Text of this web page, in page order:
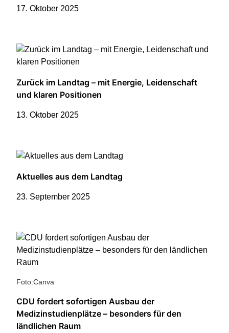
17. Oktober 2025
Zurück im Landtag – mit Energie, Leidenschaft
und klaren Positionen
13. Oktober 2025
Aktuelles aus dem Landtag
23. September 2025
Foto:Canva
CDU fordert sofortigen Ausbau der
Medizinstudienplätze – besonders für den
ländlichen Raum